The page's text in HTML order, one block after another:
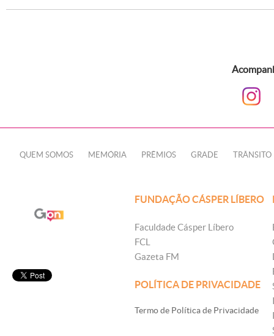
QUEM SOMOS MEMÓRIA PRÊMIOS GRADE TRÂNSITO
FUNDAÇÃO CÁSPER LÍBERO
Faculdade Cásper Líbero
FCL
Gazeta FM
POLÍTICA DE PRIVACIDADE
Termo de Política de Privacidade